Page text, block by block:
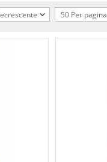
50 Per pagina